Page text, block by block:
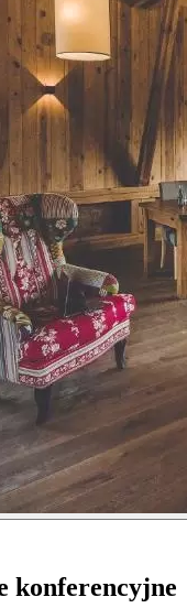
konferencyjne